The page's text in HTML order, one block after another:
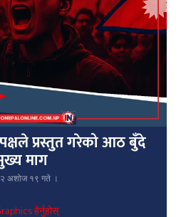
प्रस्तुत गरेको आठ बुँदे
माग
अशोज १९ गते ।
हेर्नुहोस्